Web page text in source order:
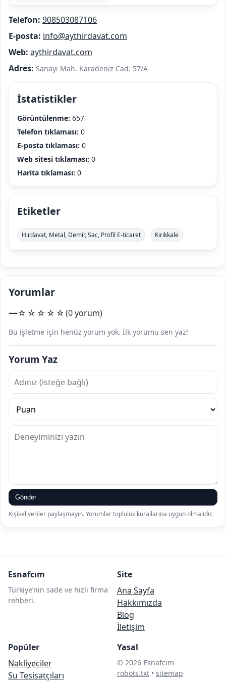
Telefon: 908503087106
E-posta: info@aythirdavat.com
Web: aythirdavat.com
Adres: Sanayi Mah. Karadeniz Cad. 57/A
İstatistikler
Görüntülenme: 657
Telefon tıklaması: 0
E-posta tıklaması: 0
Web sitesi tıklaması: 0
Harita tıklaması: 0
Etiketler
Hırdavat, Metal, Demir, Sac, Profil E-ticaret Kırıkkale
Yorumlar
—☆☆☆☆☆(0 yorum)
Bu işletme için henüz yorum yok. İlk yorumu sen yaz!
Yorum Yaz
Gönder
Kişisel veriler paylaşmayın. Yorumlar topluluk kurallarına uygun olmalıdır.
Esnafcım
Türkiye’nin sade ve hızlı firma
rehberi.
Site
Ana Sayfa
Hakkımızda
Blog
İletişim
Popüler
Nakliyeciler
Su Tesisatçıları
Yasal
© 2026 Esnafcım
robots.txt • sitemap